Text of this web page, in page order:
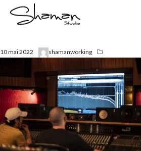
10 mai 2022 shamanworking